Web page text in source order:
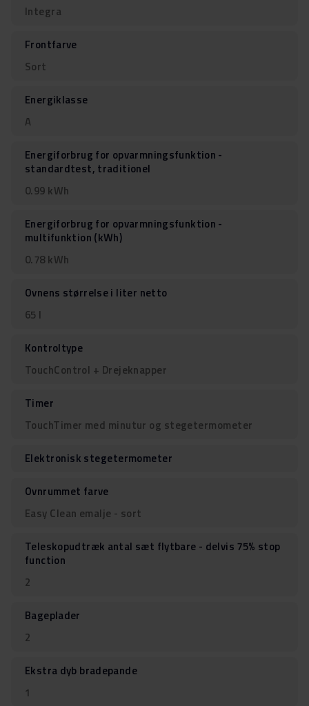
Integra
Frontfarve
Sort
Energiklasse
A
Energiforbrug for opvarmningsfunktion -
standardtest, traditionel
0.99 kWh
Energiforbrug for opvarmningsfunktion -
multifunktion (kWh)
0.78 kWh
Ovnens størrelse i liter netto
65 l
Kontroltype
TouchControl + Drejeknapper
Timer
TouchTimer med minutur og stegetermometer
Elektronisk stegetermometer
Ovnrummet farve
Easy Clean emalje - sort
Teleskopudtræk antal sæt flytbare - delvis 75% stop
function
2
Bageplader
2
Ekstra dyb bradepande
1